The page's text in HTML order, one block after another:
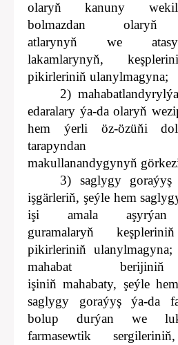
olaryň kanuny
bolmazdan olaryň
atlarynyň we
lakamlarynyň,
pikirleriniň ulanylmagyna;
2)
edaralary ýa-da olaryň
hem ýerli öz-özüňi
tarapyndan
makullanandygynyň
3) saglygy goraýyş
işgärleriň, şeýle hem
işi amala
guramalaryň
pikirleriniň ulanylmagyna;
mahabat berijiniň
işiniň mahabaty, şeýle
saglygy goraýyş ýa-da
bolup durýan we
farmasewtik